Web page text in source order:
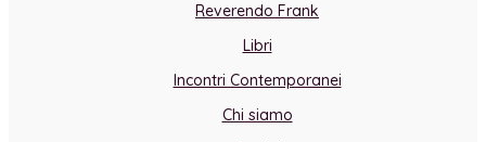
Reverendo Frank
Libri
Incontri Contemporanei
Chi siamo